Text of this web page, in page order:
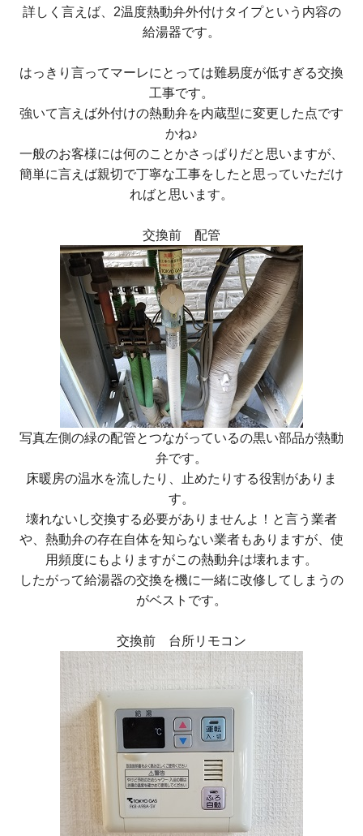
詳しく言えば、2温度熱動弁外付けタイプという内容の
給湯器です。
はっきり言ってマーレにとっては難易度が低すぎる交換
工事です。
強いて言えば外付けの熱動弁を内蔵型に変更した点です
かね♪
一般のお客様には何のことかさっぱりだと思いますが、
簡単に言えば親切で丁寧な工事をしたと思っていただけ
ればと思います。
交換前 配管
写真左側の緑の配管とつながっているの黒い部品が熱動
弁です。
床暖房の温水を流したり、止めたりする役割がありま
す。
壊れないし交換する必要がありませんよ！と言う業者
や、熱動弁の存在自体を知らない業者もありますが、使
用頻度にもよりますがこの熱動弁は壊れます。
したがって給湯器の交換を機に一緒に改修してしまうの
がベストです。
交換前 台所リモコン